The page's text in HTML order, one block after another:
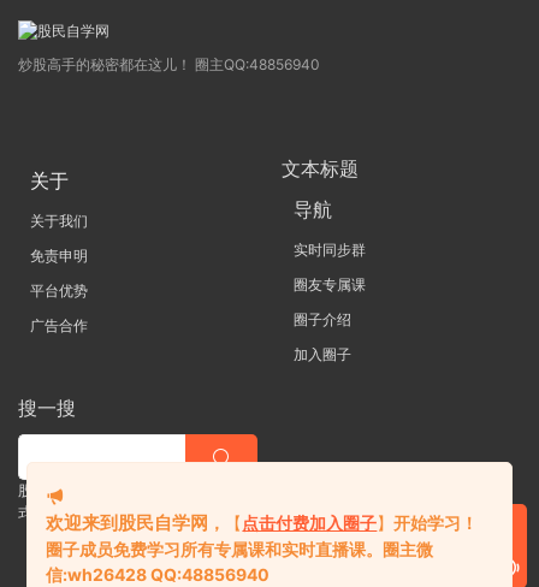
炒股高手的秘密都在这儿！ 圈主QQ:48856940
关于
关于我们
免责申明
平台优势
广告合作
文本标题
导航
实时同步群
圈友专属课
圈子介绍
加入圈子
搜一搜
股票 |直播| 外汇| 期货 |金融理财一站
式学习平台
欢迎来到股民自学网 ， 【 点击付费加入圈子】开始学习！
圈子成员免费学习所有专属课和实时直播课。 圈主微
信:wh26428 QQ:48856940